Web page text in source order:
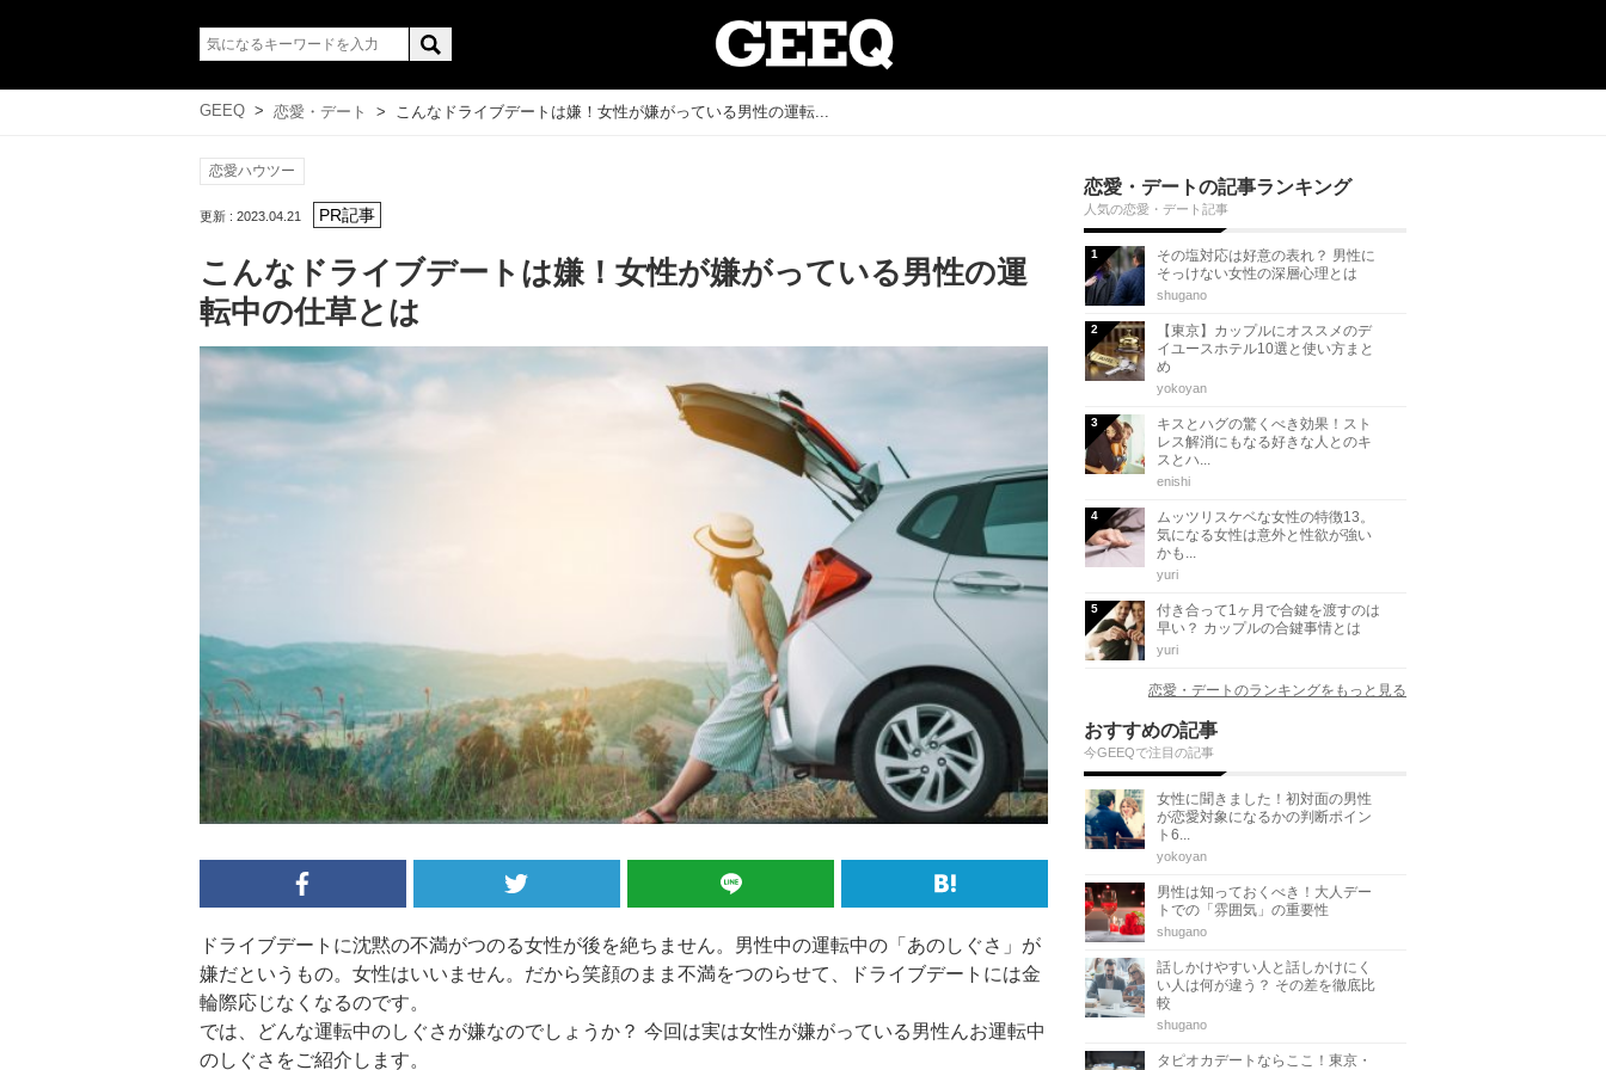
GEEQ > 恋愛・デート > こんなドライブデートは嫌！女性が嫌がっている男性の運転...
恋愛ハウツー
更新 : 2023.04.21
こんなドライブデートは嫌！女性が嫌がっている男性の運
転中の仕草とは
ドライブデートに沈黙の不満がつのる女性が後を絶ちません。男性中の運転中の「あのしぐさ」が
嫌だというもの。女性はいいません。だから笑顔のまま不満をつのらせて、ドライブデートには金
輪際応じなくなるのです。
では、どんな運転中のしぐさが嫌なのでしょうか？ 今回は実は女性が嫌がっている男性んお運転中
のしぐさをご紹介します。
恋愛・デートの記事ランキング
人気の恋愛・デート記事
その塩対応は好意の表れ？ 男性に
そっけない女性の深層心理とは
shugano
【東京】カップルにオススメのデ
イユースホテル10選と使い方まと
め
yokoyan
キスとハグの驚くべき効果！スト
レス解消にもなる好きな人とのキ
スとハ...
enishi
ムッツリスケベな女性の特徴13。
気になる女性は意外と性欲が強い
かも...
yuri
付き合って1ヶ月で合鍵を渡すのは
早い？ カップルの合鍵事情とは
yuri
恋愛・デートのランキングをもっと見る
おすすめの記事
今GEEQで注目の記事
女性に聞きました！初対面の男性
が恋愛対象になるかの判断ポイン
ト6...
yokoyan
男性は知っておくべき！大人デー
トでの「雰囲気」の重要性
shugano
話しかけやすい人と話しかけにく
い人は何が違う？ その差を徹底比
較
shugano
タピオカデートならここ！東京・